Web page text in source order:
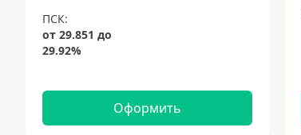
Оформить